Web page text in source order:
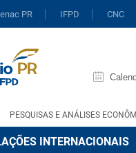
PR IFPD CNC
PESQUISAS E ANÁLISES
INTERNACIONAIS